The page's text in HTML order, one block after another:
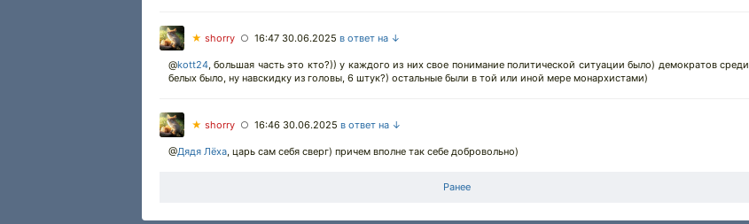
★ shorry ○ 16:47 30.06.2025 в ответ на ↓
@kott24 большая часть это кто?)) у каждого из них свое понимание политической ситуации было) демократов среди
белых было, ну навскидку из головы, 6 штук?) остальные были в той или иной мере монархистами)
★ shorry ○ 16:46 30.06.2025 в ответ на ↓
@Дядя Лёха царь сам себя сверг) причем вполне так себе добровольно)
Ранее